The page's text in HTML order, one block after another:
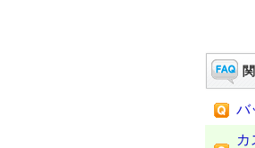
バ
カ